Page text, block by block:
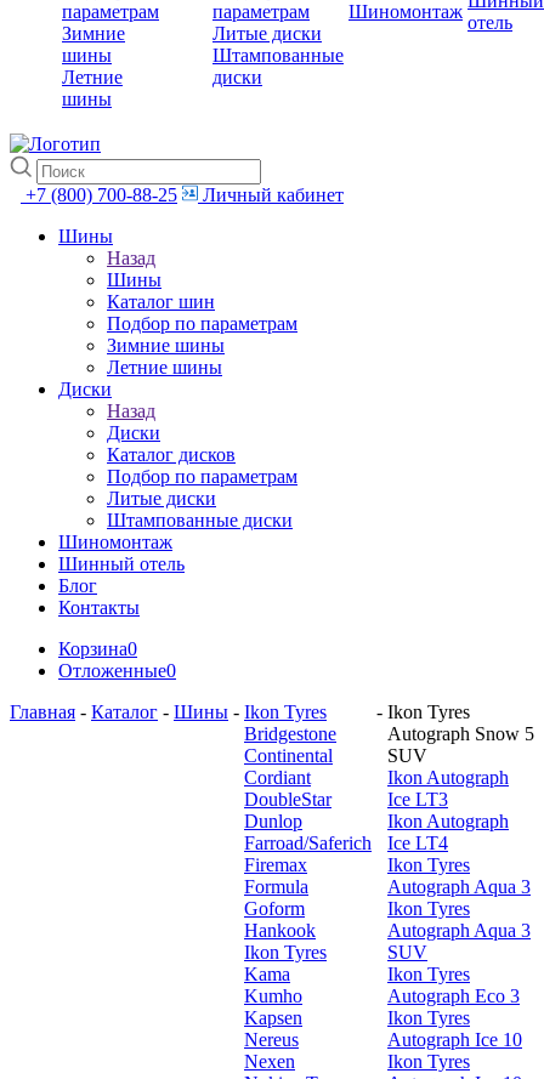
параметрам
Зимние
шины
Летние
шины
параметрам
Литые диски
Штампованные
диски
Шиномонтаж
отель
+7 (800) 700-88-25
Личный кабинет
Шины
Назад
Шины
Каталог шин
Подбор по параметрам
Зимние шины
Летние шины
Диски
Назад
Диски
Каталог дисков
Подбор по параметрам
Литые диски
Штампованные диски
Шиномонтаж
Шинный отель
Блог
Контакты
Корзина0
Отложенные0
Главная - Каталог - Шины - Ikon Tyres
Bridgestone
Continental
Cordiant
DoubleStar
Dunlop
Farroad/Saferich
Firemax
Formula
Goform
Hankook
Ikon Tyres
Kama
Kumho
Kapsen
Nereus
Nexen
- Ikon Tyres
Autograph Snow 5
SUV
Ikon Autograph
Ice LT3
Ikon Autograph
Ice LT4
Ikon Tyres
Autograph Aqua 3
Ikon Tyres
Autograph Aqua 3
SUV
Ikon Tyres
Autograph Eco 3
Ikon Tyres
Autograph Ice 10
Ikon Tyres